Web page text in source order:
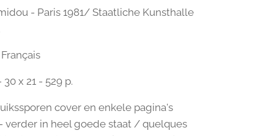
- Paris 1981/ Staatliche Kunsthalle
x 21 - 529 p.
cover en enkele pagina's
verder in heel goede staat / quelques